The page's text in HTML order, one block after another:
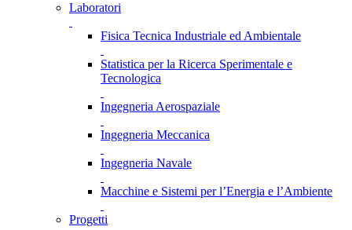
Laboratori
Fisica Tecnica Industriale ed Ambientale
Statistica per la Ricerca Sperimentale e
Tecnologica
Ingegneria Aerospaziale
Ingegneria Meccanica
Ingegneria Navale
Macchine e Sistemi per l’Energia e l’Ambiente
Progetti